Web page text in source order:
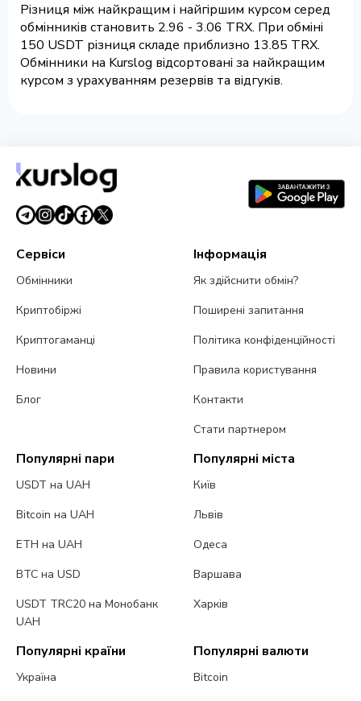
Різниця між найкращим і найгіршим курсом серед
обмінників становить 2.96 - 3.06 TRX. При обміні
150 USDT різниця складе приблизно 13.85 TRX.
Обмінники на Kurslog відсортовані за найкращим
курсом з урахуванням резервів та відгуків.
Сервіси
Обмінники
Криптобіржі
Криптогаманці
Новини
Блог
Інформація
Як здійснити обмін?
Поширені запитання
Політика конфіденційності
Правила користування
Контакти
Стати партнером
Популярні пари
USDT на UAH
Bitcoin на UAH
ETH на UAH
BTC на USD
USDT TRC20 на Монобанк
UAH
Популярні міста
Київ
Львів
Одеса
Варшава
Харків
Популярні країни
Україна
Популярні валюти
Bitcoin